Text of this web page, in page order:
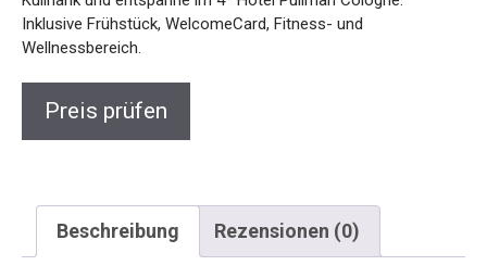
Inklusive Frühstück, WelcomeCard, Fitness- und
Wellnessbereich.
Preis prüfen
Beschreibung Rezensionen (0)